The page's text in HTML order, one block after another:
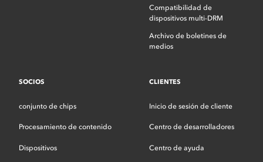
Compatibilidad de
dispositivos multi-DRM
Archivo de boletines de
medios
SOCIOS
conjunto de chips
Procesamiento de contenido
Dispositivos
CLIENTES
Inicio de sesión de cliente
Centro de desarrolladores
Centro de ayuda